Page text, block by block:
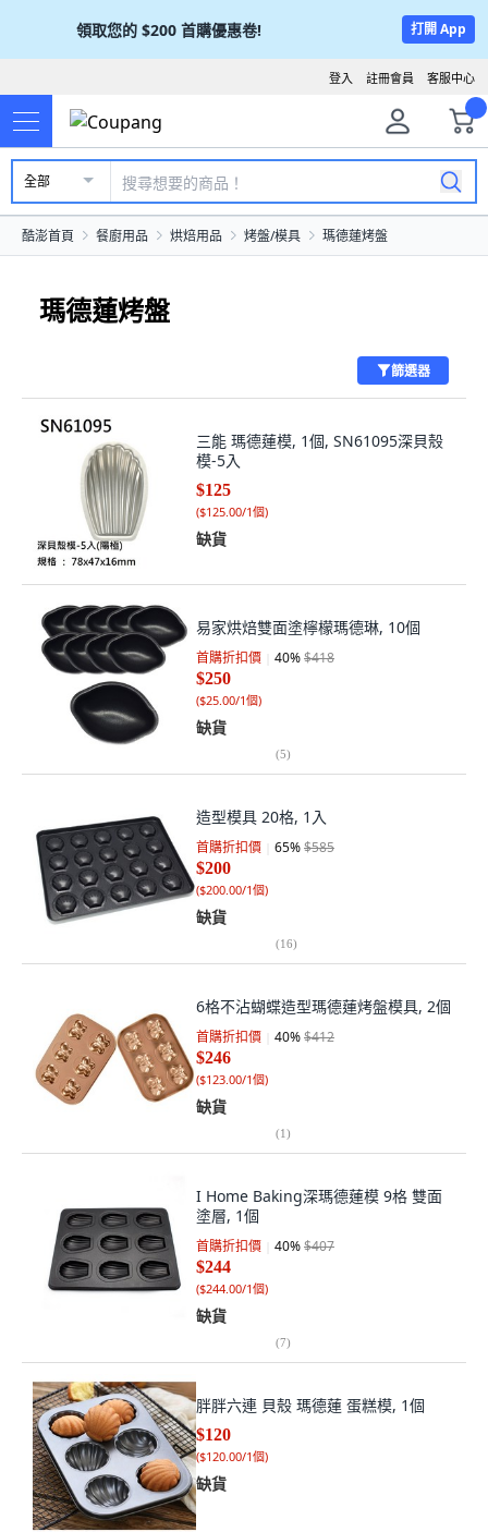
領取您的 $200 首購優惠卷! 打開 App
客服中心
註冊會員
登入
全部
酷澎首頁 餐廚用品 烘焙用品 烤盤/模具 瑪德蓮烤盤
瑪德蓮烤盤
篩選器
三能 瑪德蓮模, 1個, SN61095深貝殼
模-5入
$125
($125.00/1個)
缺貨
易家烘焙雙面塗檸檬瑪德琳, 10個
首購折扣價 40%$418
$250
($25.00/1個)
缺貨
(5)
造型模具 20格, 1入
首購折扣價 65%$585
$200
($200.00/1個)
缺貨
(16)
6格不沾蝴蝶造型瑪德蓮烤盤模具, 2個
首購折扣價 40%$412
$246
($123.00/1個)
缺貨
(1)
I Home Baking深瑪德蓮模 9格 雙面
塗層, 1個
首購折扣價 40%$407
$244
($244.00/1個)
缺貨
(7)
胖胖六連 貝殼 瑪德蓮 蛋糕模, 1個
$120
($120.00/1個)
缺貨